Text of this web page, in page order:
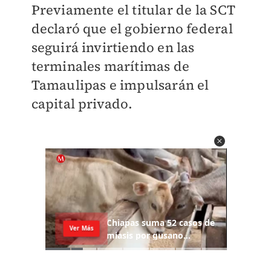
Previamente el titular de la SCT
declaró que el gobierno federal
seguirá invirtiendo en las
terminales marítimas de
Tamaulipas e impulsarán el
capital privado.